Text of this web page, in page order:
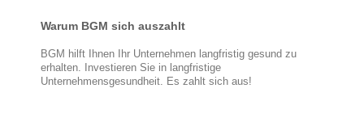
Warum BGM sich auszahlt
BGM hilft Ihnen Ihr Unternehmen langfristig gesund zu
erhalten. Investieren Sie in langfristige
Unternehmensgesundheit. Es zahlt sich aus!